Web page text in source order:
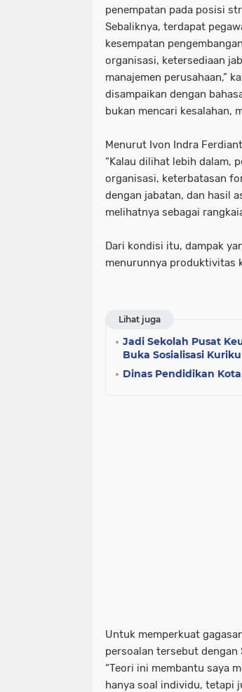
penempatan pada posisi
Sebaliknya, terdapat
kesempatan
organisasi, ketersediaan
manajemen perusahaan,”
disampaikan dengan
bukan mencari kesalahan,
Menurut Ivon Indra
“Kalau dilihat lebih dalam,
organisasi, keterbatasan
dengan jabatan, dan hasil
melihatnya sebagai
Dari kondisi itu, dampak
menurunnya produktivitas
Lihat juga
Jadi Sekolah Pusat
Buka Sosialisasi
Dinas Pendidikan
Untuk memperkuat
persoalan tersebut dengan
“Teori ini membantu saya
hanya soal individu, tetapi